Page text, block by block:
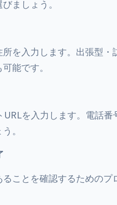
ましょう。
を入力します。出張型
能です。
を入力します。電話
。
ことを確認するための